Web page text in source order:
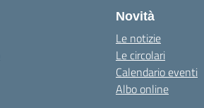
Novità
Le notizie
Le circolari
Calendario eventi
Albo online